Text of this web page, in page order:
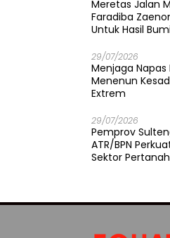
Meretas Jalan
Faradiba
Untuk Hasil
29/07/2026
​Menjaga Napas
Menenun
Extrem
29/07/2026
Pemprov
ATR/BPN
Sektor